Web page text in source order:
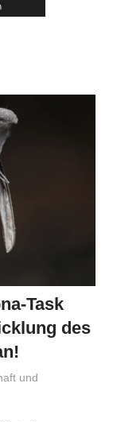
Task
des
und